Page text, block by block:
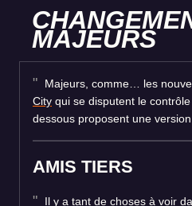
MAJEURS
Majeurs, comme… les
City qui se disputent le
dessous proposent une version
AMIS TIERS
Il y a tant de choses à voir